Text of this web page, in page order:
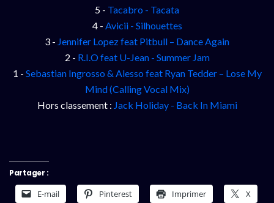
5 - Tacabro - Tacata
4 - Avicii - Silhouettes
3 - Jennifer Lopez feat Pitbull – Dance Again
2 - R.I.O feat U-Jean - Summer Jam
1 - Sebastian Ingrosso & Alesso feat Ryan Tedder – Lose My
Mind (Calling Vocal Mix)
Hors classement : Jack Holiday - Back In Miami
Partager :
E-mail Pinterest Imprimer X